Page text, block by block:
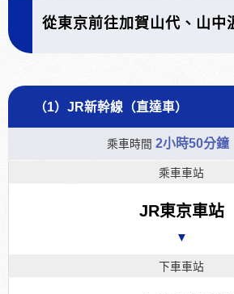
從東京前往加賀山代、山中
（1）JR新幹線（直達車）
乘車時間 2小時50分鐘
乘車車站
JR東京車站
▼
下車車站